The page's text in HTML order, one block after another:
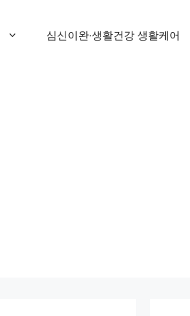
심신이완·생활건강 생활케어